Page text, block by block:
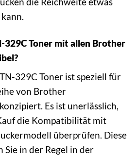
329C Toner mit allen Brother
329C Toner ist speziell für
von Brother
Es ist unerlässlich,
die Kompatibilität mit
überprüfen. Diese
in der Regel in der